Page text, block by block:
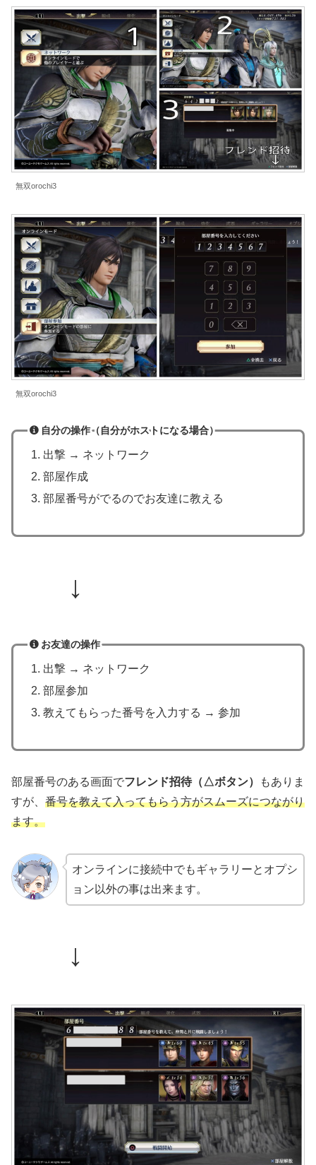
無双orochi3
無双orochi3
自分の操作（自分がホストになる場合）
出撃 → ネットワーク
部屋作成
部屋番号がでるのでお友達に教える
↓
お友達の操作
出撃 → ネットワーク
部屋参加
教えてもらった番号を入力する → 参加
部屋番号のある画面でフレンド招待（△ボタン）
もありま
すが、 番号を教えて入ってもらう方がスムーズにつながり
ます。
オンラインに接続中でもギャラリーとオプシ
ョン以外の事は出来ます。
↓